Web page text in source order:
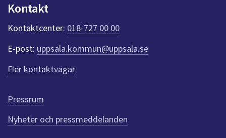
k
t
e
r
f
ö
r
e
n
n
a
Kontakt
Kontaktcenter: 018-727 00 00
E-post: uppsala.kommun@uppsala.se
Fler kontaktvägar
Pressrum
Nyheter och pressmeddelanden